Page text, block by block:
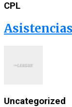
CPL
Uncategorized